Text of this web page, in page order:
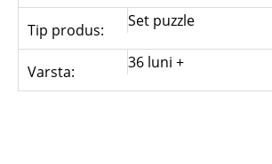
Tip produs: Set puzzle
Varsta: 36 luni +